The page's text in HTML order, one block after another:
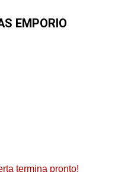
EMPORIO
termina pronto!